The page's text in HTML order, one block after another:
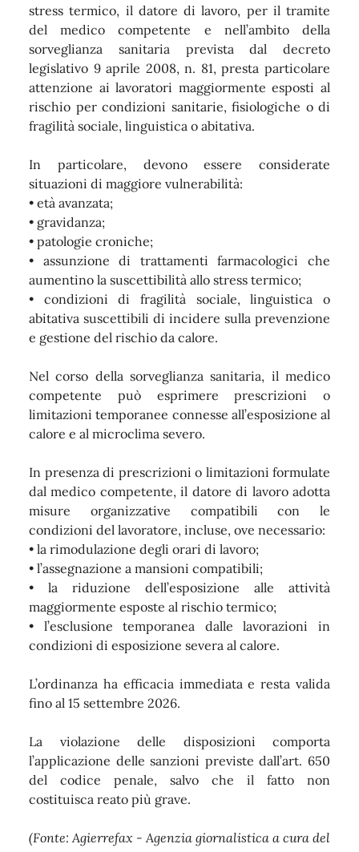
stress termico, il datore di lavoro, per il tramite
del medico competente e nell’ambito della
sorveglianza sanitaria prevista dal decreto
legislativo 9 aprile 2008, n. 81, presta particolare
attenzione ai lavoratori maggiormente esposti al
rischio per condizioni sanitarie, fisiologiche o di
fragilità sociale, linguistica o abitativa.
In particolare, devono essere considerate
situazioni di maggiore vulnerabilità:
• età avanzata;
• gravidanza;
• patologie croniche;
• assunzione di trattamenti farmacologici che
aumentino la suscettibilità allo stress termico;
• condizioni di fragilità sociale, linguistica o
abitativa suscettibili di incidere sulla prevenzione
e gestione del rischio da calore.
Nel corso della sorveglianza sanitaria, il medico
competente può esprimere prescrizioni o
limitazioni temporanee connesse all’esposizione al
calore e al microclima severo.
In presenza di prescrizioni o limitazioni formulate
dal medico competente, il datore di lavoro adotta
misure organizzative compatibili con le
condizioni del lavoratore, incluse, ove necessario:
• la rimodulazione degli orari di lavoro;
• l’assegnazione a mansioni compatibili;
• la riduzione dell’esposizione alle attività
maggiormente esposte al rischio termico;
• l’esclusione temporanea dalle lavorazioni in
condizioni di esposizione severa al calore.
L’ordinanza ha efficacia immediata e resta valida
fino al 15 settembre 2026.
La violazione delle disposizioni comporta
l’applicazione delle sanzioni previste dall’art. 650
del codice penale, salvo che il fatto non
costituisca reato più grave.
(Fonte: Agierrefax - Agenzia giornalistica a cura del